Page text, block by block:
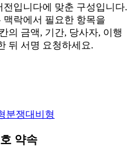
입니다에 맞춘 구성입니다.
맥락에서 필요한 항목을
의 금액, 기간, 당사자, 이행
뒤 서명 요청하세요.
분쟁대비형
약속